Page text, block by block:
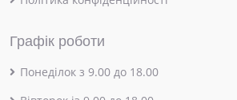
Графік роботи
Понеділок з 9.00 до 18.00